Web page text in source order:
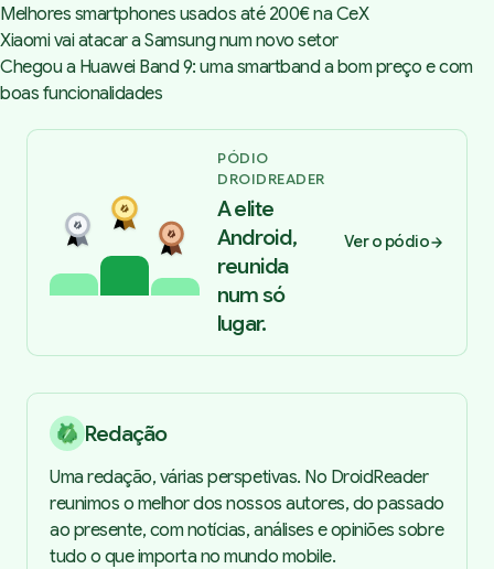
Melhores smartphones usados até 200€ na CeX
Xiaomi vai atacar a Samsung num novo setor
Chegou a Huawei Band 9: uma smartband a bom preço e com
boas funcionalidades
PÓDIO
DROIDREADER
A elite
Android,
reunida
num só
lugar.
Ver o pódio
Redação
Uma redação, várias perspetivas. No DroidReader
reunimos o melhor dos nossos autores, do passado
ao presente, com notícias, análises e opiniões sobre
tudo o que importa no mundo mobile.